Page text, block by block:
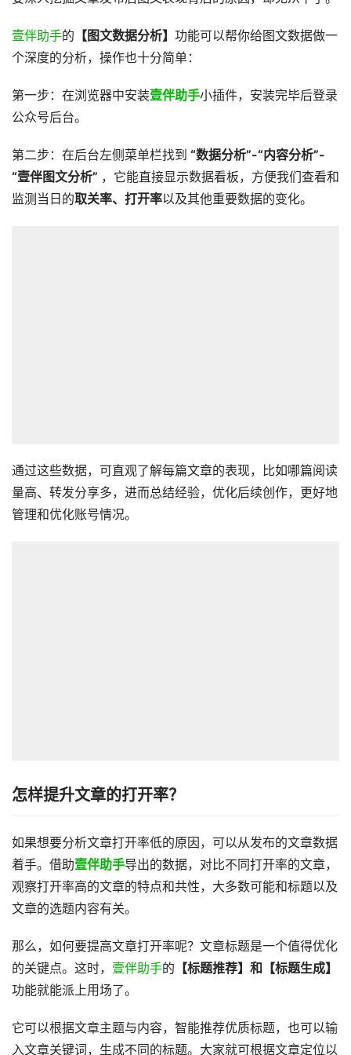
壹伴助手的 【图文数据分析】 功能可以帮你给图文数据做一
个深度的分析，操作也十分简单：
第一步：在浏览器中安装壹伴助手小插件，安装完毕后登录
公众号后台。
第二步：在后台左侧菜单栏找到 “数据分析”-“内容分析”-
“壹伴图文分析” ，它能直接显示数据看板，方便我们查看和
监测当日的取关率、打开率以及其他重要数据的变化。
通过这些数据，可直观了解每篇文章的表现，比如哪篇阅读
量高、转发分享多，进而总结经验，优化后续创作，更好地
管理和优化账号情况。
怎样提升文章的打开率？
如果想要分析文章打开率低的原因，可以从发布的文章数据
着手。借助壹伴助手导出的数据，对比不同打开率的文章，
观察打开率高的文章的特点和共性，大多数可能和标题以及
文章的选题内容有关。
那么，如何要提高文章打开率呢？文章标题是一个值得优化
的关键点。这时， 壹伴助手的 【标题推荐】和【标题生成】
功能就能派上用场了。
它可以根据文章主题与内容，智能推荐优质标题，也可以输
入文章关键词，生成不同的标题。大家就可根据文章定位以